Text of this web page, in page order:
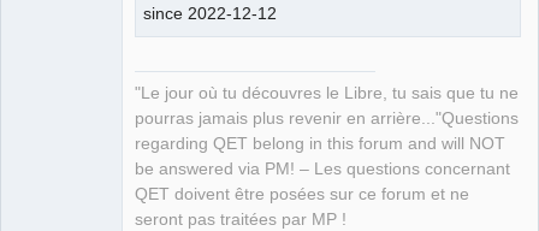
since 2022-12-12
"Le jour où tu découvres le Libre, tu sais que tu ne
pourras jamais plus revenir en arrière..."Questions
regarding QET belong in this forum and will NOT
be answered via PM! – Les questions concernant
QET doivent être posées sur ce forum et ne
seront pas traitées par MP !